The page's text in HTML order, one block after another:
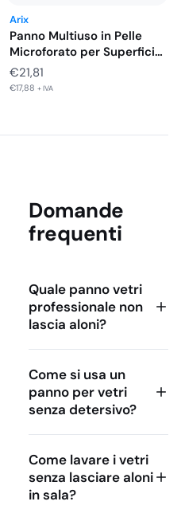
Arix
Panno Multiuso in Pelle
Microforato per Superfici
Lucide…
€21,81
€17,88 + IVA
Domande
frequenti
Quale panno vetri
professionale non
lascia aloni?
Come si usa un
panno per vetri
senza detersivo?
Come lavare i vetri
senza lasciare aloni
in sala?